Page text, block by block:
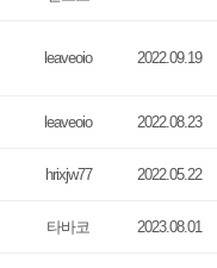
leaveoio 2022.09.19
leaveoio 2022.08.23
hrixjw77 2022.05.22
타바코 2023.08.01